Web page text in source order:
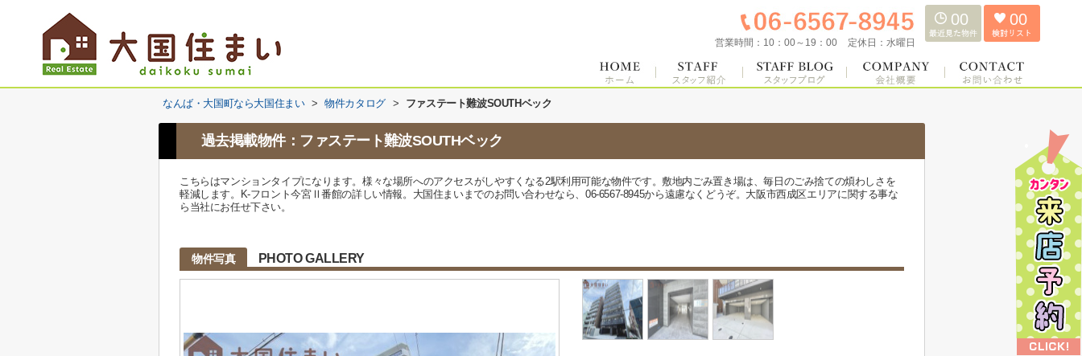
営業時間： 10：00～19：00 定休日： 水曜日
00 00
なんば・大国町なら大国住まい > 物件カタログ > ファステート難波SOUTHベック
過去掲載物件：ファステート難波SOUTHベック
こちらはマンションタイプになります。様々な場所へのアクセスがしやすくなる2駅利用可能な物件です。敷地内ごみ置き場は、毎日のごみ捨ての煩わしさを
軽減します。K-フロント今宮Ⅱ番館の詳しい情報。大国住まいまでのお問い合わせなら、06-6567-8945から遠慮なくどうぞ。大阪市西成区エリアに関する事な
ら当社にお任せ下さい。
物件写真 PHOTO GALLERY